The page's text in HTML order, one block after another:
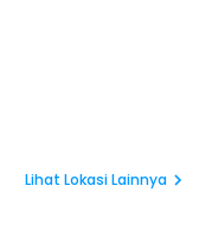
Lihat Lokasi Lainnya